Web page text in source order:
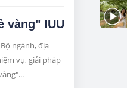
vàng" IUU
ngành, địa
vụ, giải pháp